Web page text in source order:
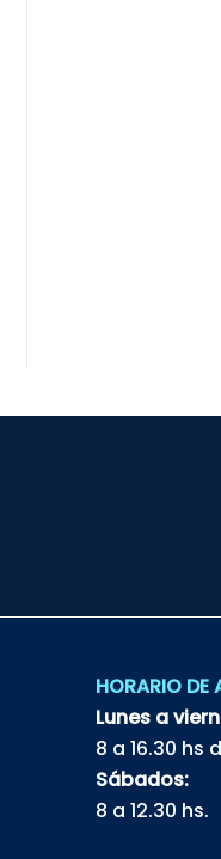
HORARIO DE
Lunes a
8 a 16.30 hs
Sábados:
8 a 12.30 hs.